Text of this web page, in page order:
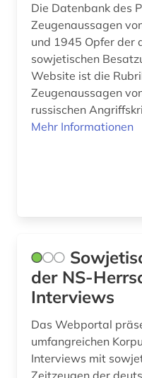
Die Datenbank des
Zeugenaussagen
und 1945 Opfer der
sowjetischen
Website ist die
Zeugenaussagen
russischen
Mehr Informationen
der NS-
Interviews
Das Webportal
umfangreichen
Interviews mit